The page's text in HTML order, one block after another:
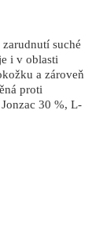
suché
i v oblasti
a zároveň
proti
30 %, L-